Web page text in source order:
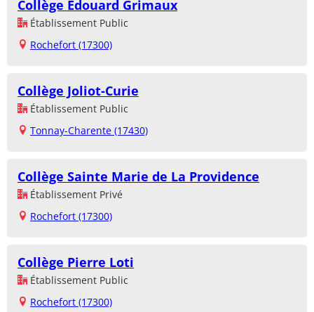
Collège Edouard Grimaux
Établissement Public
Rochefort (17300)
Collège Joliot-Curie
Établissement Public
Tonnay-Charente (17430)
Collège Sainte Marie de La Providence
Établissement Privé
Rochefort (17300)
Collège Pierre Loti
Établissement Public
Rochefort (17300)